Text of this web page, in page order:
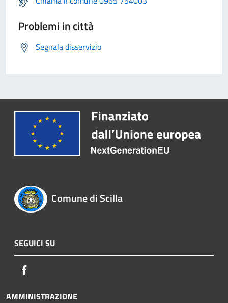
Problemi in città
Segnala disservizio
Comune di Scilla
SEGUICI SU
AMMINISTRAZIONE